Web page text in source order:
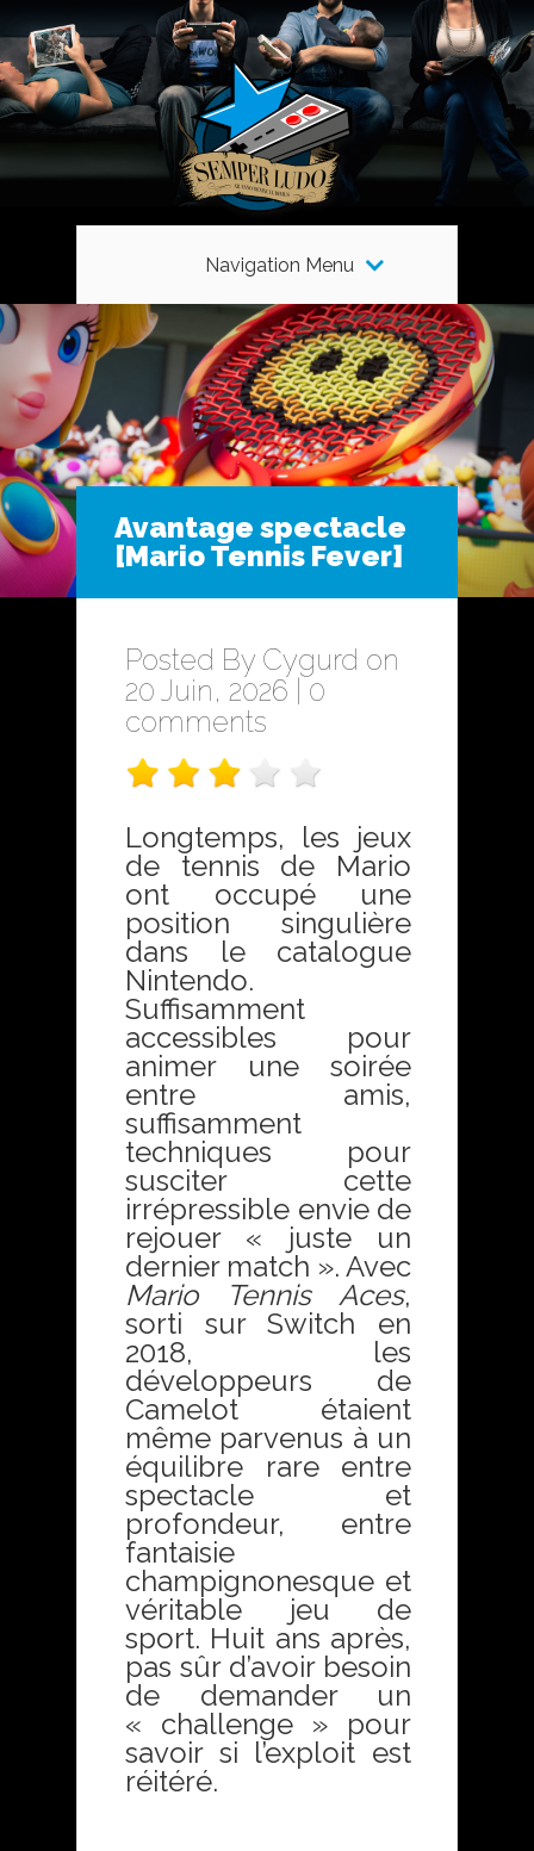
Navigation Menu
Avantage spectacle
[Mario Tennis Fever]
Posted By Cygurd on
20 Juin, 2026 | 0
comments
Longtemps, les jeux
de tennis de Mario
ont occupé une
position singulière
dans le catalogue
Nintendo.
Suffisamment
accessibles pour
animer une soirée
entre amis,
suffisamment
techniques pour
susciter cette
irrépressible envie de
rejouer « juste un
dernier match ». Avec
Mario Tennis Aces,
sorti sur Switch en
2018, les
développeurs de
Camelot étaient
même parvenus à un
équilibre rare entre
spectacle et
profondeur, entre
fantaisie
champignonesque et
véritable jeu de
sport. Huit ans après,
pas sûr d’avoir besoin
de demander un
« challenge » pour
savoir si l’exploit est
réitéré.